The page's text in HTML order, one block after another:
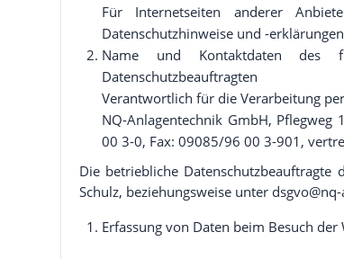
Für Internetseiten anderer
Datenschutzhinweise und -
Name und Kontaktdaten des
Datenschutzbeauftragten
Verantwortlich für die Verarbeitung
NQ-Anlagentechnik GmbH, Pflegweg
00 3-0, Fax: 09085/96 00 3-901,
Die betriebliche
Schulz, beziehungsweise unter
Erfassung von Daten beim Besuch der